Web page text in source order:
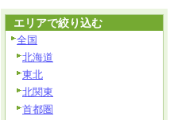
エリアで絞り込む
全国
北海道
東北
北関東
首都圏